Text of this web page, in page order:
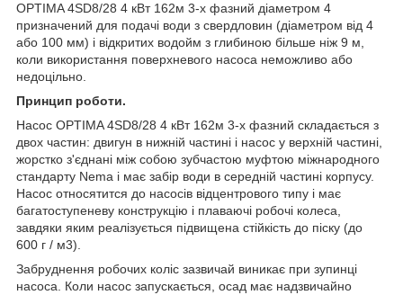
OPTIMA 4SD8/28 4 кВт 162м 3-х фазний діаметром 4
призначений для подачі води з свердловин (діаметром від 4
або 100 мм) і відкритих водойм з глибиною більше ніж 9 м,
коли використання поверхневого насоса неможливо або
недоцільно.
Принцип роботи.
Насос OPTIMA 4SD8/28 4 кВт 162м 3-х фазний складається з
двох частин: двигун в нижній частині і насос у верхній частині,
жорстко з'єднані між собою зубчастою муфтою міжнародного
стандарту Nema і має забір води в середній частині корпусу.
Насос относятится до насосів відцентрового типу і має
багатоступеневу конструкцію і плаваючі робочі колеса,
завдяки яким реалізується підвищена стійкість до піску (до
600 г / м3).
Забруднення робочих коліс зазвичай виникає при зупинці
насоса. Коли насос запускається, осад має надзвичайно